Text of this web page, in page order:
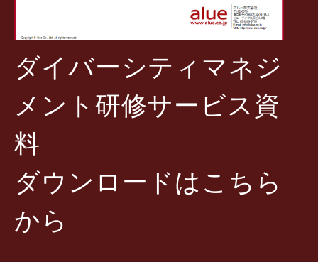
ダイバーシティマネジ
メント研修サービス資
料
ダウンロードはこちら
から